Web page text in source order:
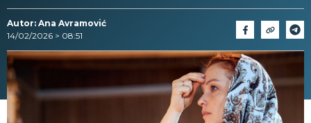
Autor: Ana Avramović
14/02/2026 > 08:51